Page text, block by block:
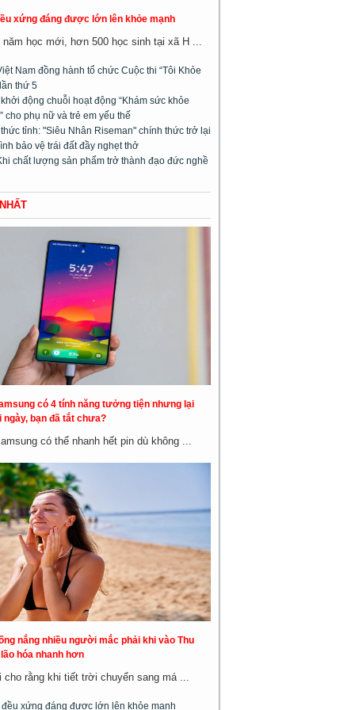
xứng đáng được lớn lên khỏe mạnh
học mới, hơn 500 học sinh tại xã H ...
Nam đồng hành tổ chức Cuộc thi “Tôi Khỏe
thứ 5
động chuỗi hoạt động “Khám sức khỏe
cho phụ nữ và trẻ em yếu thế
tỉnh: "Siêu Nhân Riseman" chính thức trở lại
bảo vệ trái đất đầy nghẹt thở
chất lượng sản phẩm trở thành đạo đức nghề
có 4 tính năng tưởng tiện nhưng lại
ngày, bạn đã tắt chưa?
có thể nhanh hết pin dù không ...
nắng nhiều người mắc phải khi vào Thu
hóa nhanh hơn
cho rằng khi tiết trời chuyển sang má ...
đều xứng đáng được lớn lên khỏe mạnh